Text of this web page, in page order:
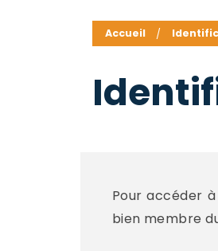
Accueil
Pour accéder
bien membre